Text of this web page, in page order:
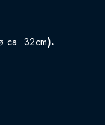
ca. 32cm).